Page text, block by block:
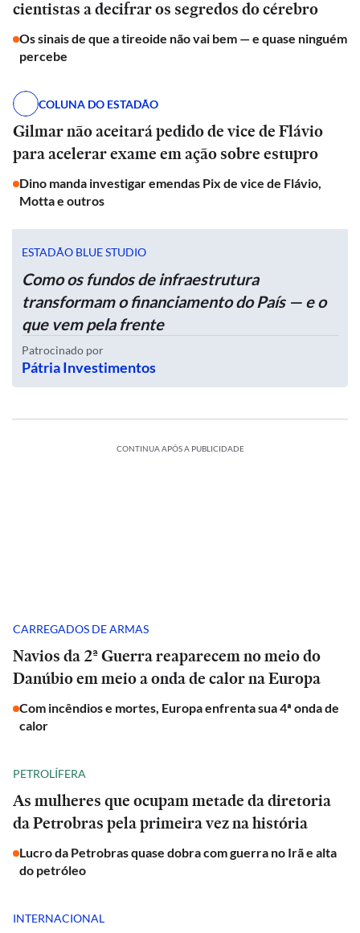
cientistas a decifrar os segredos do cérebro
Os sinais de que a tireoide não vai bem — e quase ninguém
percebe
COLUNA DO ESTADÃO
Gilmar não aceitará pedido de vice de Flávio
para acelerar exame em ação sobre estupro
Dino manda investigar emendas Pix de vice de Flávio,
Motta e outros
ESTADÃO BLUE STUDIO
Como os fundos de infraestrutura
transformam o financiamento do País — e o
que vem pela frente
Patrocinado por
Pátria Investimentos
CONTINUA APÓS A PUBLICIDADE
CARREGADOS DE ARMAS
Navios da 2ª Guerra reaparecem no meio do
Danúbio em meio a onda de calor na Europa
Com incêndios e mortes, Europa enfrenta sua 4ª onda de
calor
PETROLÍFERA
As mulheres que ocupam metade da diretoria
da Petrobras pela primeira vez na história
Lucro da Petrobras quase dobra com guerra no Irã e alta
do petróleo
INTERNACIONAL